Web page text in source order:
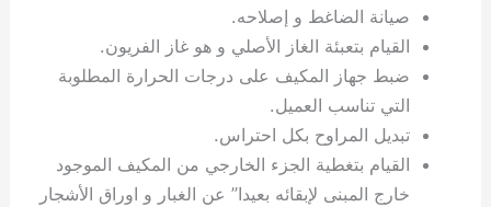
صيانة الضاغط و إصلاحه.
القيام بتعبئة الغاز الأصلي و هو غاز الفريون.
ضبط جهاز المكيف على درجات الحرارة المطلوبة
التي تناسب العميل.
تبديل المراوح بكل احتراس.
القيام بتغطية الجزء الخارجي من المكيف الموجود
خارج المبنى لإبقائه بعيدا” عن الغبار و اوراق الأشجار